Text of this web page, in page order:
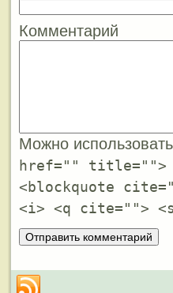
Комментарий
Можно
href="" title="">
<blockquote
<i> <q cite="">